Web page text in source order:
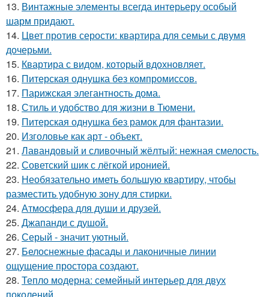
13. Винтажные элементы всегда интерьеру особый
шарм придают.
14. Цвет против серости: квартира для семьи с двумя
дочерьми.
15. Квартира с видом, который вдохновляет.
16. Питерская однушка без компромиссов.
17. Парижская элегантность дома.
18. Стиль и удобство для жизни в Тюмени.
19. Питерская однушка без рамок для фантазии.
20. Изголовье как арт - объект.
21. Лавандовый и сливочный жёлтый: нежная смелость.
22. Советский шик с лёгкой иронией.
23. Необязательно иметь большую квартиру, чтобы
разместить удобную зону для стирки.
24. Атмосфера для души и друзей.
25. Джапанди с душой.
26. Серый - значит уютный.
27. Белоснежные фасады и лаконичные линии
ощущение простора создают.
28. Тепло модерна: семейный интерьер для двух